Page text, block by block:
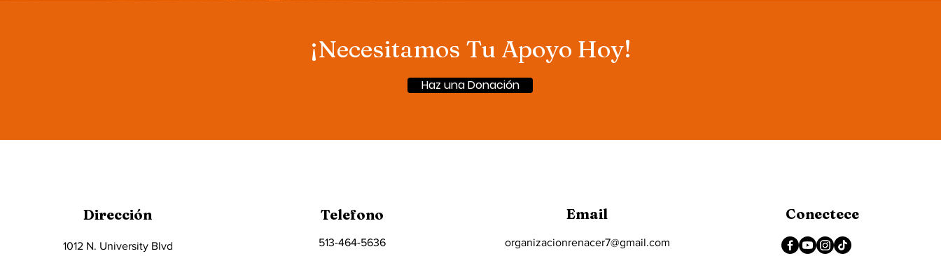
¡Necesitamos Tu Apoyo Hoy!
Haz una Donación
Dirección
1012 N. University Blvd
Telefono
513-464-5636
Email
organizacionrenacer7@gmail.com
Conectece